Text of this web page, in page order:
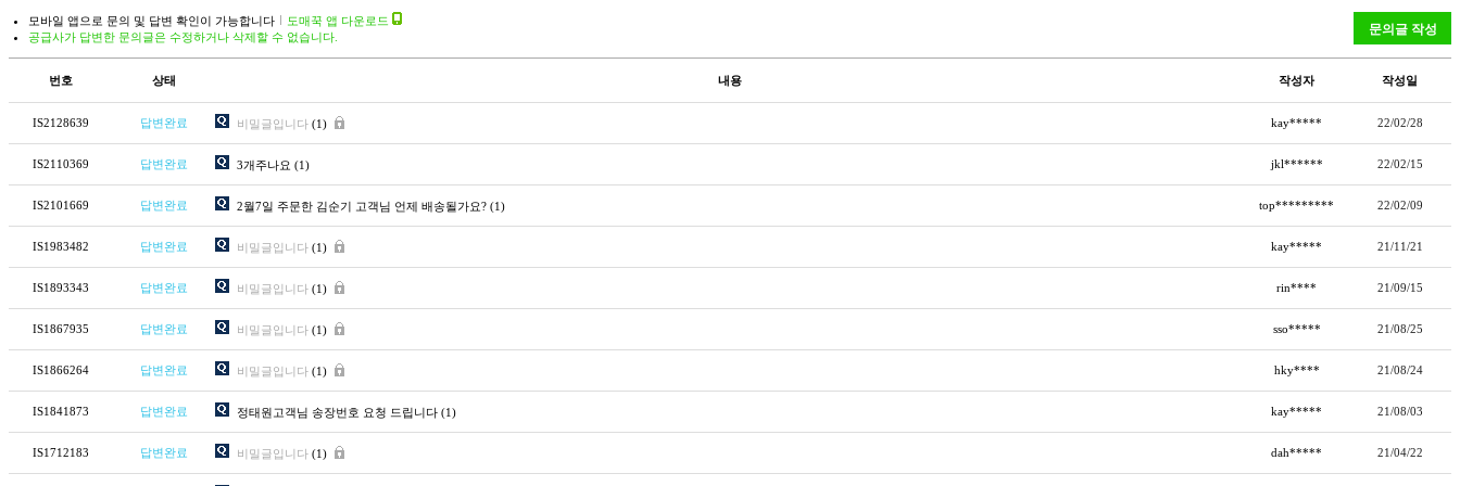
모바일 앱으로 문의 및 답변 확인이 가능합니다
도매꾹 앱 다운로드
공급사가 답변한 문의글은 수정하거나 삭제할 수 없습니다.
번호 상태 내용 작성자 작성일
IS2128639 답변완료 비밀글입니다 (1) kay***** 22/02/28
IS2110369 답변완료 3개주나요 (1) jkl****** 22/02/15
IS2101669 답변완료 2월7일 주문한 김순기 고객님 언제 배송될가요? (1) top********* 22/02/09
IS1983482 답변완료 비밀글입니다 (1) kay***** 21/11/21
IS1893343 답변완료 비밀글입니다 (1) rin**** 21/09/15
IS1867935 답변완료 비밀글입니다 (1) sso***** 21/08/25
IS1866264 답변완료 비밀글입니다 (1) hky**** 21/08/24
IS1841873 답변완료 정태원고객님 송장번호 요청 드립니다 (1) kay***** 21/08/03
IS1712183 답변완료 비밀글입니다 (1) dah***** 21/04/22